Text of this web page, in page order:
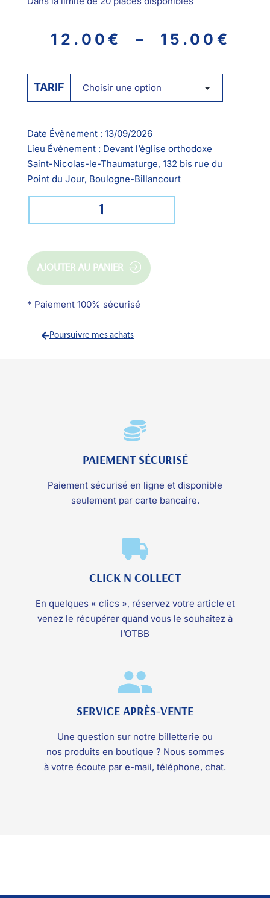
12.00€ – 15.00 €
TARIF
Date Évènement : 13/09/2026
Lieu Évènement : Devant l’église orthodoxe
Saint-Nicolas-le-Thaumaturge, 132 bis rue du
Point du Jour, Boulogne-Billancourt
AJOUTER AU PANIER
* Paiement 100% sécurisé
Poursuivre mes achats
PAIEMENT SÉCURISÉ
Paiement sécurisé en ligne et disponible
seulement par carte bancaire.
CLICK N COLLECT
En quelques « clics », réservez votre article et
venez le récupérer quand vous le souhaitez à
l’OTBB
SERVICE APRÈS-VENTE
Une question sur notre billetterie ou
nos produits en boutique ? Nous sommes
à votre écoute par e-mail, téléphone, chat.